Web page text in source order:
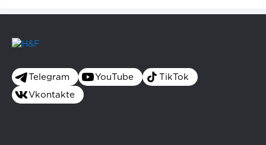
Telegram YouTube TikTok
Vkontakte